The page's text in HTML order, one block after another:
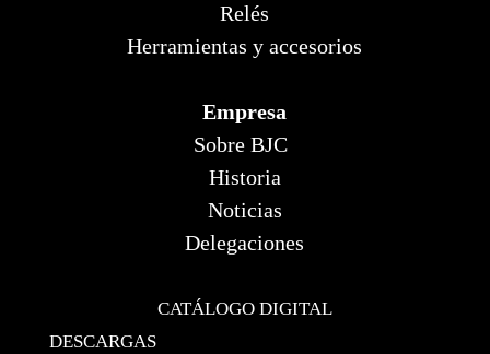
Relés
Herramientas y accesorios
Empresa
Sobre BJC
Historia
Noticias
Delegaciones
CATÁLOGO DIGITAL
DESCARGAS